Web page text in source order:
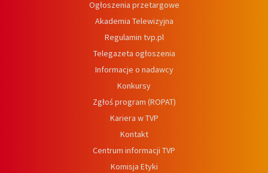
Ogłoszenia przetargowe
Akademia Telewizyjna
Regulamin tvp.pl
Telegazeta ogłoszenia
Informacje o nadawcy
Konkursy
Zgłoś program (ROPAT)
Kariera w TVP
Kontakt
Centrum informacji TVP
Komisja Etyki